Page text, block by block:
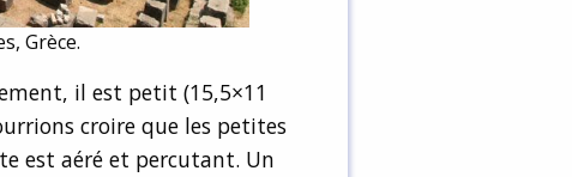
Grèce.
il est petit (15,5×11
croire que les petites
est aéré et percutant. Un